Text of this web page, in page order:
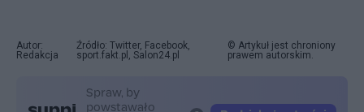
Autor:
Redakcja
Źródło: Twitter, Facebook,
sport.fakt.pl, Salon24.pl
© Artykuł jest chroniony
prawem autorskim.